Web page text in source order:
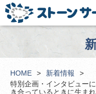
HOME
新着情報
特別企画・インタビュー
き合っているときに生ま